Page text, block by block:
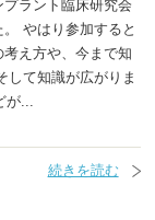
プラント臨床研究会
やはり参加すると
え方や、今まで知
して知識が広がりま
が...
続きを読む